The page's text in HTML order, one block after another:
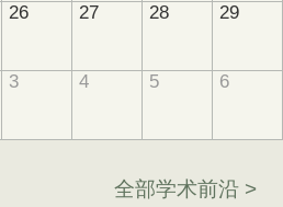
26 27 28 29
3 4 5 6
全部学术前沿 >